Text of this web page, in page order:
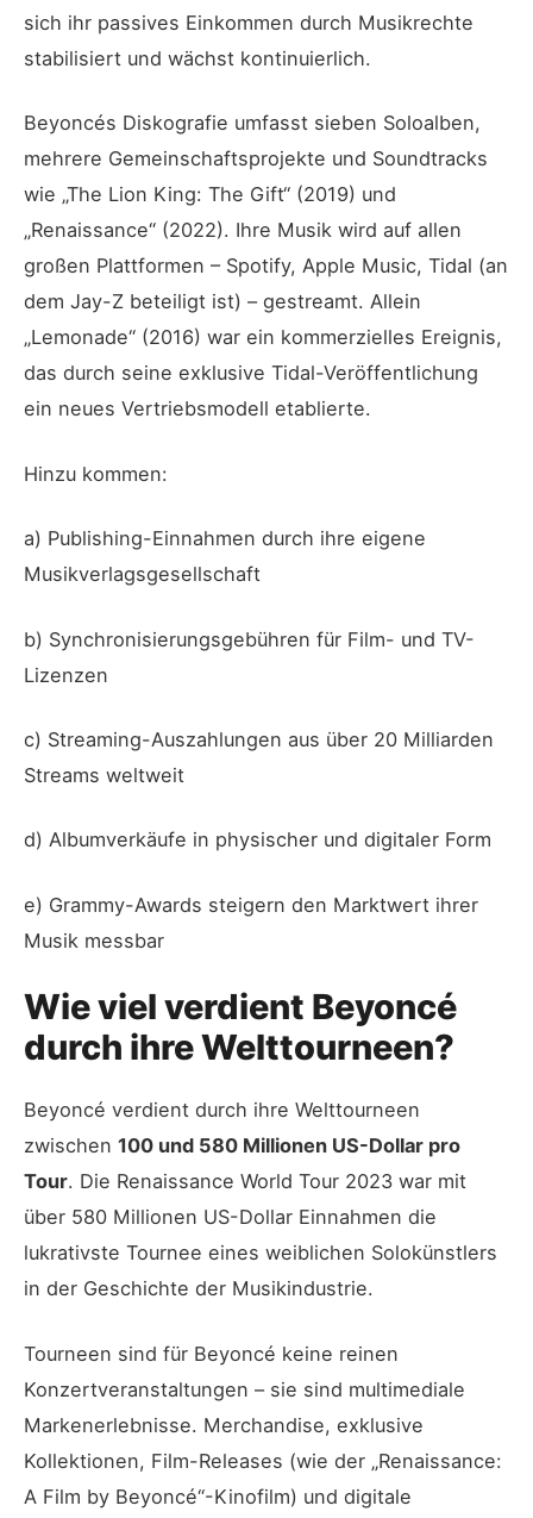
sich ihr passives Einkommen durch Musikrechte
stabilisiert und wächst kontinuierlich.
Beyoncés Diskografie umfasst sieben Soloalben,
mehrere Gemeinschaftsprojekte und Soundtracks
wie „The Lion King: The Gift“ (2019) und
„Renaissance“ (2022). Ihre Musik wird auf allen
großen Plattformen – Spotify, Apple Music, Tidal (an
dem Jay-Z beteiligt ist) – gestreamt. Allein
„Lemonade“ (2016) war ein kommerzielles Ereignis,
das durch seine exklusive Tidal-Veröffentlichung
ein neues Vertriebsmodell etablierte.
Hinzu kommen:
a) Publishing-Einnahmen durch ihre eigene
Musikverlagsgesellschaft
b) Synchronisierungsgebühren für Film- und TV-
Lizenzen
c) Streaming-Auszahlungen aus über 20 Milliarden
Streams weltweit
d) Albumverkäufe in physischer und digitaler Form
e) Grammy-Awards steigern den Marktwert ihrer
Musik messbar
Wie viel verdient Beyoncé
durch ihre Welttourneen?
Beyoncé verdient durch ihre Welttourneen
zwischen 100 und 580 Millionen US-Dollar pro
Tour. Die Renaissance World Tour 2023 war mit
über 580 Millionen US-Dollar Einnahmen die
lukrativste Tournee eines weiblichen Solokünstlers
in der Geschichte der Musikindustrie.
Tourneen sind für Beyoncé keine reinen
Konzertveranstaltungen – sie sind multimediale
Markenerlebnisse. Merchandise, exklusive
Kollektionen, Film-Releases (wie der „Renaissance:
A Film by Beyoncé“-Kinofilm) und digitale